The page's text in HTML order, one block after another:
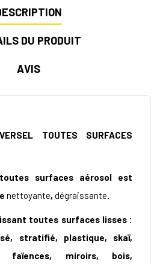
DU PRODUIT
AVIS
TOUTES SURFACES
surfaces aérosol est
nettoyante, dégraissante.
toutes surfaces lisses :
stratifié, plastique, skaï,
faïences, miroirs, bois,